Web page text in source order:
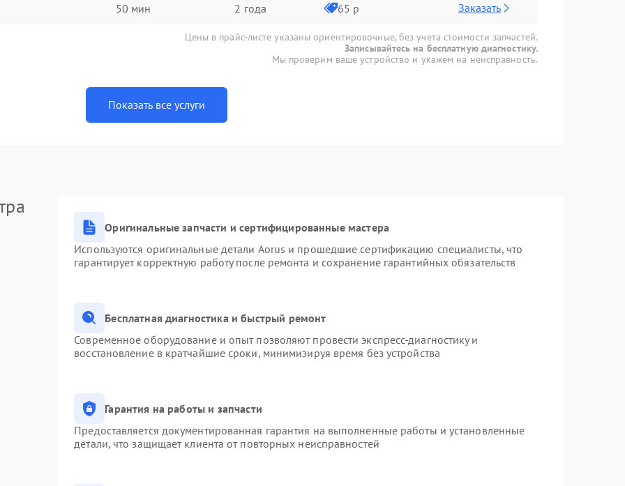
50 мин 2 года 65 р Заказать
Цены в прайс-листе указаны ориентировочные, без учета стоимости запчастей.
Записывайтесь на бесплатную диагностику.
Мы проверим ваше устройство и укажем на неисправность.
Показать все услуги
Оригинальные запчасти и сертифицированные мастера
Используются оригинальные детали Aorus и прошедшие сертификацию специалисты, что
гарантирует корректную работу после ремонта и сохранение гарантийных обязательств
Бесплатная диагностика и быстрый ремонт
Современное оборудование и опыт позволяют провести экспресс-диагностику и
восстановление в кратчайшие сроки, минимизируя время без устройства
Гарантия на работы и запчасти
Предоставляется документированная гарантия на выполненные работы и установленные
детали, что защищает клиента от повторных неисправностей